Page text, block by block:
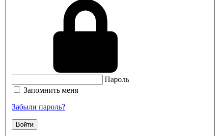
Пароль
Запомнить меня
Забыли пароль?
Войти